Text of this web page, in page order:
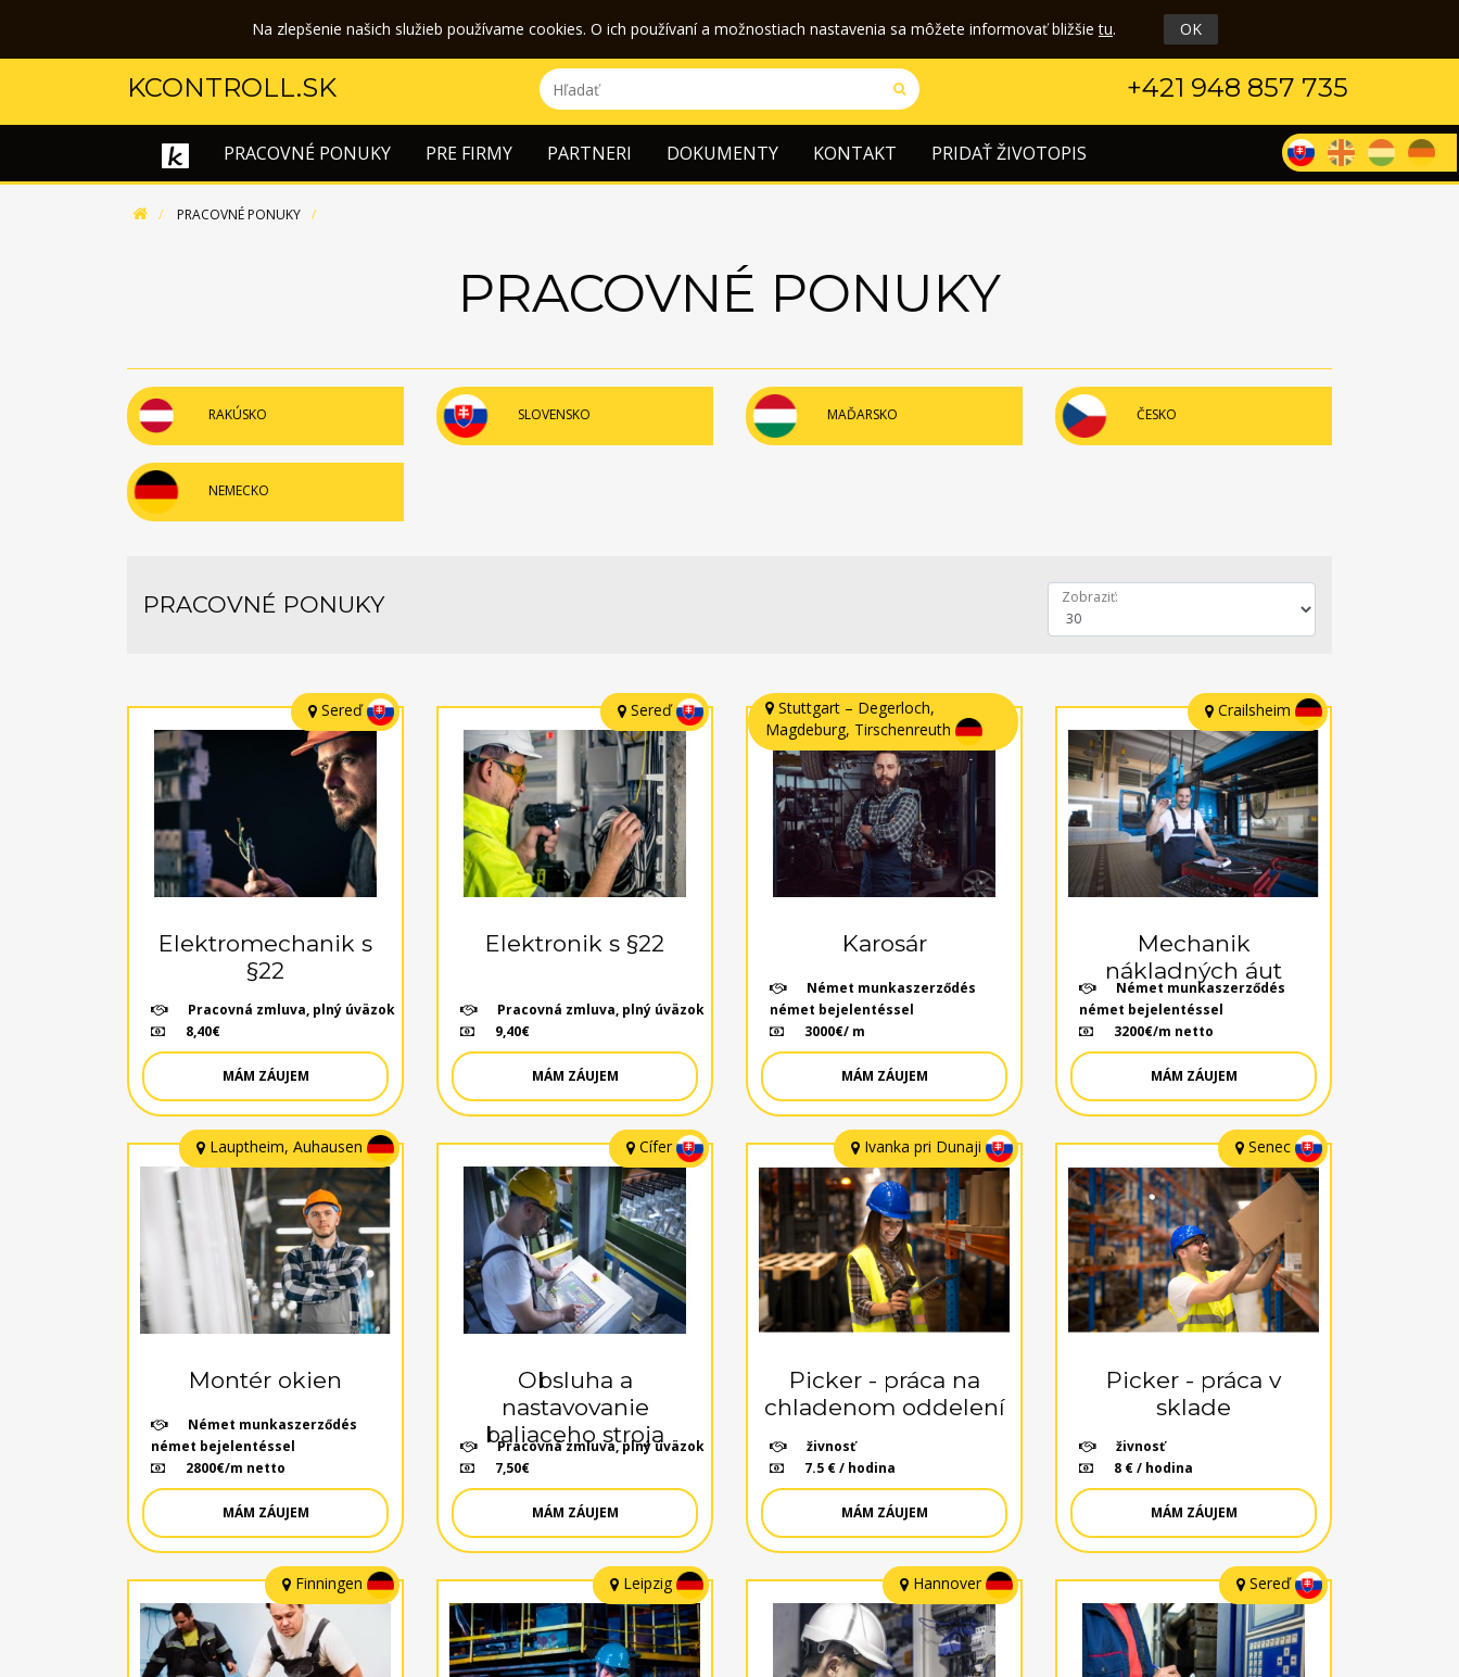
Na zlepšenie našich služieb používame cookies. O ich používaní a možnostiach nastavenia sa môžete informovať bližšietu. OK
KCONTROLL.SK +421 948 857 735
PRACOVNÉ PONUKY PRE FIRMY PARTNERI DOKUMENTY KONTAKT PRIDAŤ ŽIVOTOPIS
PRACOVNÉ PONUKY
PRACOVNÉ PONUKY
RAKÚSKO SLOVENSKO MAĎARSKO ČESKO
NEMECKO
PRACOVNÉ PONUKY Zobraziť:
Sereď
Elektromechanik s
§22
Pracovná zmluva, plný úväzok
8,40€
MÁM ZÁUJEM
Sereď
Elektronik s §22
Pracovná zmluva, plný úväzok
9,40€
MÁM ZÁUJEM
Stuttgart – Degerloch,
Magdeburg, Tirschenreuth
Karosár
Német munkaszerződés
német bejelentéssel
3000€/ m
MÁM ZÁUJEM
Crailsheim
Mechanik
nákladných áut
Német munkaszerződés
német bejelentéssel
3200€/m netto
MÁM ZÁUJEM
Lauptheim, Auhausen
Montér okien
Német munkaszerződés
német bejelentéssel
2800€/m netto
MÁM ZÁUJEM
Cífer
Obsluha a
nastavovanie
baliaceho stroja
Pracovná zmluva, plný úväzok
7,50€
MÁM ZÁUJEM
Ivanka pri Dunaji
Picker - práca na
chladenom oddelení
živnosť
7.5 € / hodina
MÁM ZÁUJEM
Senec
Picker - práca v
sklade
živnosť
8 € / hodina
MÁM ZÁUJEM
Finningen Leipzig Hannover Sereď